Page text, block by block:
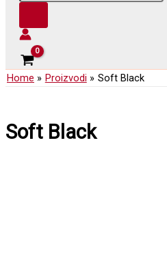
Home Proizvodi Soft Black
Soft Black